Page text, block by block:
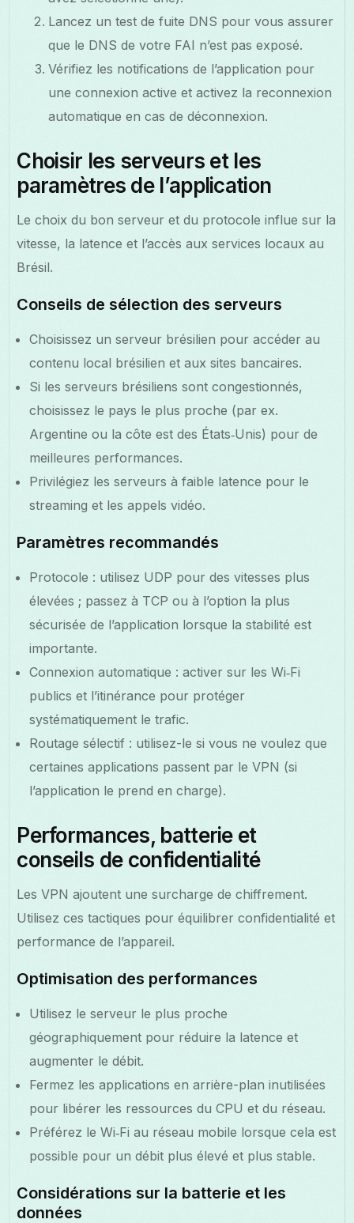
Lancez un test de fuite DNS pour vous assurer
que le DNS de votre FAI n’est pas exposé.
Vérifiez les notifications de l’application pour
une connexion active et activez la reconnexion
automatique en cas de déconnexion.
Choisir les serveurs et les
paramètres de l’application
Le choix du bon serveur et du protocole influe sur la
vitesse, la latence et l’accès aux services locaux au
Brésil.
Conseils de sélection des serveurs
Choisissez un serveur brésilien pour accéder au
contenu local brésilien et aux sites bancaires.
Si les serveurs brésiliens sont congestionnés,
choisissez le pays le plus proche (par ex.
Argentine ou la côte est des États‑Unis) pour de
meilleures performances.
Privilégiez les serveurs à faible latence pour le
streaming et les appels vidéo.
Paramètres recommandés
Protocole : utilisez UDP pour des vitesses plus
élevées ; passez à TCP ou à l’option la plus
sécurisée de l’application lorsque la stabilité est
importante.
Connexion automatique : activer sur les Wi‑Fi
publics et l’itinérance pour protéger
systématiquement le trafic.
Routage sélectif : utilisez-le si vous ne voulez que
certaines applications passent par le VPN (si
l’application le prend en charge).
Performances, batterie et
conseils de confidentialité
Les VPN ajoutent une surcharge de chiffrement.
Utilisez ces tactiques pour équilibrer confidentialité et
performance de l’appareil.
Optimisation des performances
Utilisez le serveur le plus proche
géographiquement pour réduire la latence et
augmenter le débit.
Fermez les applications en arrière-plan inutilisées
pour libérer les ressources du CPU et du réseau.
Préférez le Wi‑Fi au réseau mobile lorsque cela est
possible pour un débit plus élevé et plus stable.
Considérations sur la batterie et les
données